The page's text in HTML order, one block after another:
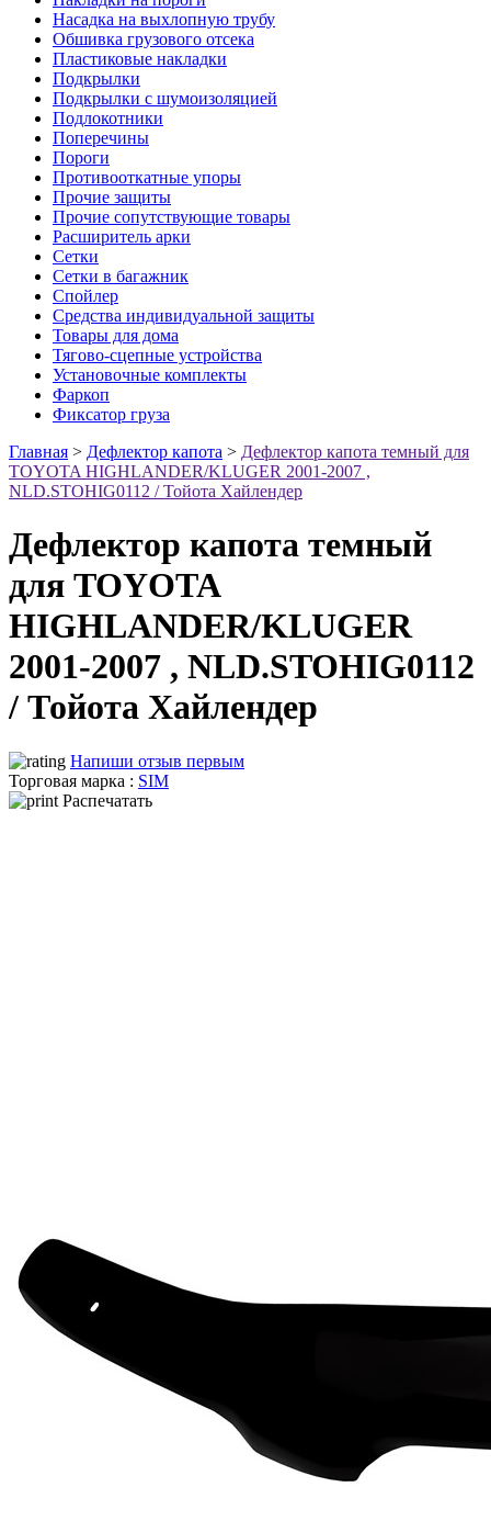
Насадка на выхлопную трубу
Обшивка грузового отсека
Пластиковые накладки
Подкрылки
Подкрылки с шумоизоляцией
Подлокотники
Поперечины
Пороги
Противооткатные упоры
Прочие защиты
Прочие сопутствующие товары
Расширитель арки
Сетки
Сетки в багажник
Спойлер
Средства индивидуальной защиты
Товары для дома
Тягово-сцепные устройства
Установочные комплекты
Фаркоп
Фиксатор груза
Главная > Дефлектор капота > Дефлектор капота темный для
TOYOTA HIGHLANDER/KLUGER 2001-2007 ,
NLD.STOHIG0112 / Тойота Хайлендер
Дефлектор капота темный
для TOYOTA
HIGHLANDER/KLUGER
2001-2007 , NLD.STOHIG0112
/ Тойота Хайлендер
Напиши отзыв первым
Торговая марка : SIM
Распечатать